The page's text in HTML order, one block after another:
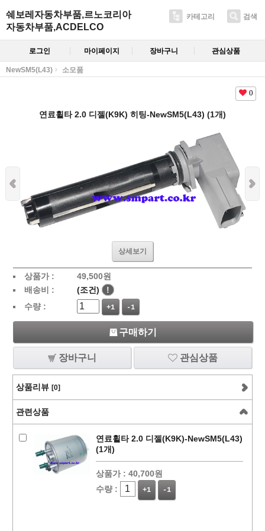
쉐보레자동차부품,르노코리아
자동차부품,ACDELCO
카테고리 검색
로그인 마이페이지 장바구니 관심상품
NewSM5(L43) 소모품
0
연료휠타 2.0 디젤(K9K) 히팅-NewSM5(L43) (1개)
상세보기
상품가 : 49,500원
배송비 :
(조건)
!
수량 :
+1 -1
구매하기
장바구니 관심상품
상품리뷰 [0]
관련상품
연료휠타 2.0 디젤(K9K)-NewSM5(L43)
(1개)
상품가 : 40,700원
수량 :
+1 -1